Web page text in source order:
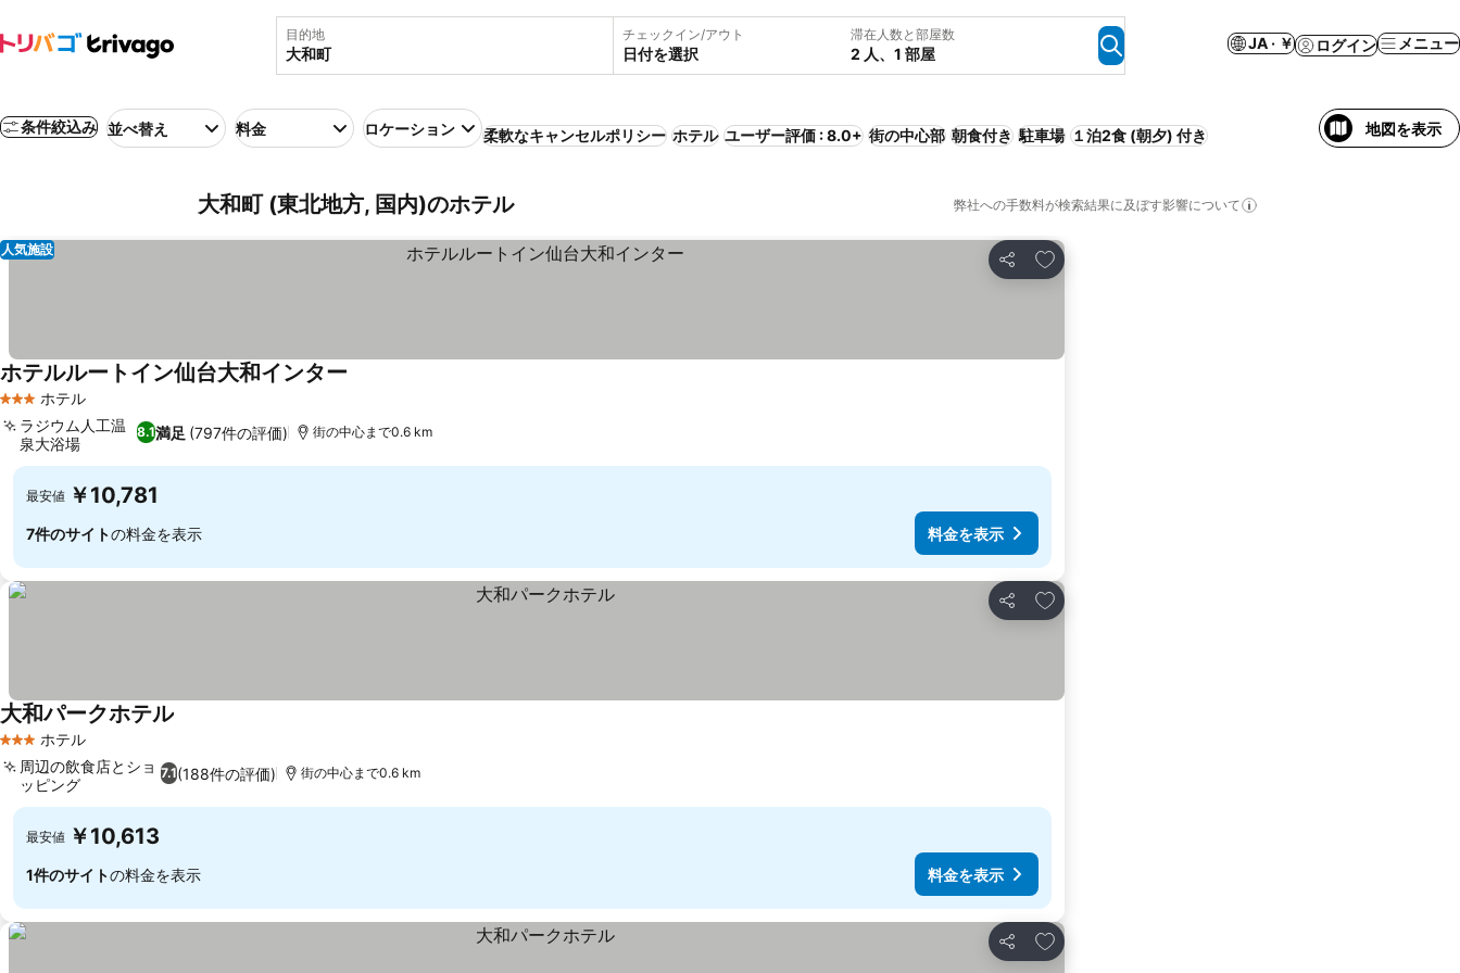
目的地 チェックイン/アウト
日付を選択
滞在人数と部屋数
2 人、1 部屋
JA · ￥ ログイン メニュー
条件絞込み 並べ替え 料金 ロケーション 柔軟なキャンセルポリシー ホテル ユーザー評価 : 8.0+ 街の中心部 朝食付き 駐車場 １泊2食 (朝夕) 付き 地図を表示
大和町 (東北地方, 国内)のホテル 弊社への手数料が検索結果に及ぼす影響について
シェア
お気に入りに追加
人気施設
3 ホテルのランク
ホテル
ホテルルートイン仙台大和インター
8.1満足 (797件の評価)
ラジウム人工温
泉大浴場
街の中心まで0.6 km
最安値 ￥10,781
7件のサイトの料金を表示 料金を表示
シェア
お気に入りに追加
3 ホテルのランク
ホテル
大和パークホテル
7.1(188件の評価)
周辺の飲食店とショ
ッピング
街の中心まで0.6 km
最安値 ￥10,613
1件のサイトの料金を表示 料金を表示
シェア
お気に入りに追加